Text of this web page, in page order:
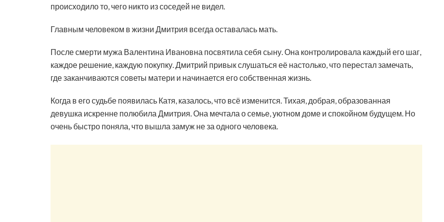
происходило то, чего никто из соседей не видел.
Главным человеком в жизни Дмитрия всегда оставалась мать.
После смерти мужа Валентина Ивановна посвятила себя сыну. Она контролировала каждый его шаг,
каждое решение, каждую покупку. Дмитрий привык слушаться её настолько, что перестал замечать,
где заканчиваются советы матери и начинается его собственная жизнь.
Когда в его судьбе появилась Катя, казалось, что всё изменится. Тихая, добрая, образованная
девушка искренне полюбила Дмитрия. Она мечтала о семье, уютном доме и спокойном будущем. Но
очень быстро поняла, что вышла замуж не за одного человека.